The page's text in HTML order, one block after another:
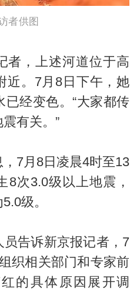
者供图
者，上述河道位于高
近。7月8日下午，她
经变色。“大家都传
有关。”
7月8日凌晨4时至13
8次3.0级以上地震，
级。
员告诉新京报记者，7
织相关部门和专家前
的具体原因展开调